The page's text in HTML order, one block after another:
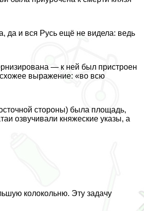
да и вся Русь ещё не видела: ведь
— к ней был пристроен
выражение: «во всю
стороны) была площадь,
озвучивали княжеские указы, а
колокольню. Эту задачу